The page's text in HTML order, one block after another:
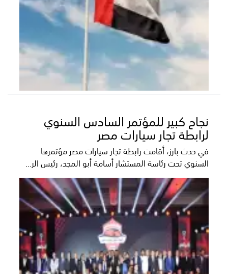
نجاح كبير للمؤتمر السادس السنوي
لرابطة تجار سيارات مصر
في حدث بارز، أقامت رابطة تجار سيارات مصر مؤتمرها
السنوي تحت رئاسة المستشار أسامة أبو المجد، رئيس الر...